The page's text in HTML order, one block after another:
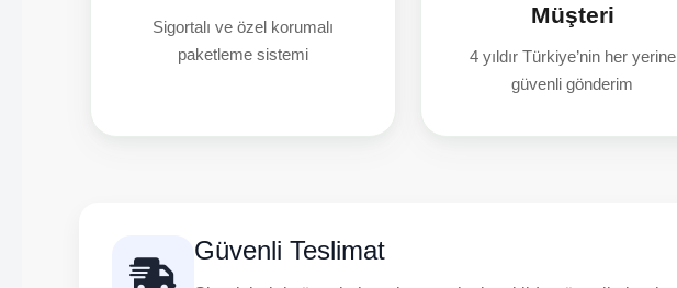
Sigortalı ve özel korumalı
paketleme sistemi
Müşteri
4 yıldır Türkiye’nin her yerine
güvenli gönderim
Güvenli Teslimat